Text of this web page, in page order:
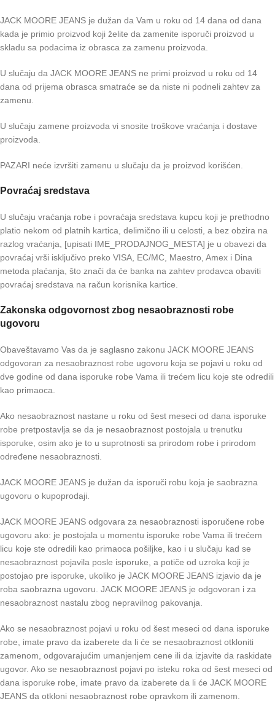
JACK MOORE JEANS je dužan da Vam u roku od 14 dana od dana
kada je primio proizvod koji želite da zamenite isporuči proizvod u
skladu sa podacima iz obrasca za zamenu proizvoda.
U slučaju da JACK MOORE JEANS ne primi proizvod u roku od 14
dana od prijema obrasca smatraće se da niste ni podneli zahtev za
zamenu.
U slučaju zamene proizvoda vi snosite troškove vraćanja i dostave
proizvoda.
PAZARI neće izvršiti zamenu u slučaju da je proizvod korišćen.
Povraćaj sredstava
U slučaju vraćanja robe i povraćaja sredstava kupcu koji je prethodno
platio nekom od platnih kartica, delimično ili u celosti, a bez obzira na
razlog vraćanja, [upisati IME_PRODAJNOG_MESTA] je u obavezi da
povraćaj vrši isključivo preko VISA, EC/MC, Maestro, Amex i Dina
metoda plaćanja, što znači da će banka na zahtev prodavca obaviti
povraćaj sredstava na račun korisnika kartice.
Zakonska odgovornost zbog nesaobraznosti robe
ugovoru
Obaveštavamo Vas da je saglasno zakonu JACK MOORE JEANS
odgovoran za nesaobraznost robe ugovoru koja se pojavi u roku od
dve godine od dana isporuke robe Vama ili trećem licu koje ste odredili
kao primaoca.
Ako nesaobraznost nastane u roku od šest meseci od dana isporuke
robe pretpostavlja se da je nesaobraznost postojala u trenutku
isporuke, osim ako je to u suprotnosti sa prirodom robe i prirodom
određene nesaobraznosti.
JACK MOORE JEANS je dužan da isporuči robu koja je saobrazna
ugovoru o kupoprodaji.
JACK MOORE JEANS odgovara za nesaobraznosti isporučene robe
ugovoru ako: je postojala u momentu isporuke robe Vama ili trećem
licu koje ste odredili kao primaoca pošiljke, kao i u slučaju kad se
nesaobraznost pojavila posle isporuke, a potiče od uzroka koji je
postojao pre isporuke, ukoliko je JACK MOORE JEANS izjavio da je
roba saobrazna ugovoru. JACK MOORE JEANS je odgovoran i za
nesaobraznost nastalu zbog nepravilnog pakovanja.
Ako se nesaobraznost pojavi u roku od šest meseci od dana isporuke
robe, imate pravo da izaberete da li će se nesaobraznost otkloniti
zamenom, odgovarajućim umanjenjem cene ili da izjavite da raskidate
ugovor. Ako se nesaobraznost pojavi po isteku roka od šest meseci od
dana isporuke robe, imate pravo da izaberete da li će JACK MOORE
JEANS da otkloni nesaobraznost robe opravkom ili zamenom.